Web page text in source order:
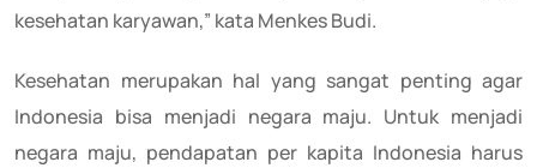
kesehatan karyawan,” kata Menkes Budi.
Kesehatan merupakan hal yang sangat penting agar
Indonesia bisa menjadi negara maju. Untuk menjadi
negara maju, pendapatan per kapita Indonesia harus